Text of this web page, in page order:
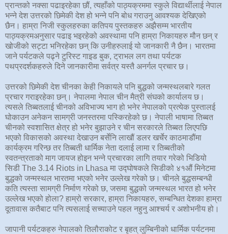
प्रान्तको नक्सा पढाइरहेका छौं, त्यहाँको पाठ्यक्रममा स्कुले विद्यार्थीलाई नेपाल
भन्ने देश उत्तरको छिमेकी देश हो भन्ने पनि बोध गराउनु आवश्यक देखिएको
छैन। हाम्रा निजी स्कुलहरुका कतिपय पुस्तकहरु अझैसम्म भारतीय
पाठ्यक्रमअनुसार पढाइ भइरहेको अवस्थामा पनि हाम्रा निकायहरु मौन छन् र
खोजीको सट्टा भनिरहेका छन् कि उनीहरुलाई यो जानकारी नै छैन। भारतमा
जाने पर्यटकले पढ्ने टुरिस्ट गाइड बुक, ट्राभल लग तथा पर्यटक
पथप्रदर्शकहरुले दिने जानकारीमा सर्वत्र यस्तै अनर्गल प्रचार छ।
उत्तरको छिमेकी देश चीनका केही निकायले पनि बुद्धको जन्मस्थलबारे गलत
प्रचार गराइरहेका छन्। नेपालमा नेपाल चीन मैत्री संघको कार्यालय छ।
त्यसले तिब्बतलाई चीनको अविभाज्य भाग हो भनेर नेपालको प्रत्येक पुस्तालई
घोकाउन अनेकन सामग्री जनस्तरमा पस्किरहेको छ। नेपाली भाषामा तिब्बत
चीनको स्वशासित क्षेत्र हो भनेर बुझाउने र चीन सरकारले तिब्बत लिएपछि
भएको विकासको अवस्था देखाउन बर्सेनि लाखौं डलर खर्चेर काठमाडौंमा
कार्यक्रम गरिन्छ तर तिब्बती धार्मिक नेता दलाई लामा र तिब्बतीको
स्वतन्त्रताको माग जायज होइन भन्ने प्रचारका लागि तयार गरेको भिडियो
सिडी The 3.14 Riots in Lhasa मा उद्घोषकले सिडीको ४१औं मिनेटमा
बुद्धको जन्मस्थल भारतमा भएको भनेर उल्लेख गरेको छ। चीनले बुद्धसम्बन्धी
कति त्यस्ता सामग्री निर्माण गरेको छ, जसमा बुद्धको जन्मस्थल भारत हो भनेर
उल्लेख भएको होला? हाम्रो सरकार, हाम्रा निकायहरु, सम्बन्धित देशका हाम्रा
दूतावास कतैबाट पनि त्यसलाई सच्याउने पहल नहुनु आश्चर्य र अशोभनीय हो।
जापानी पर्यटकहरु नेपालको तिलौराकोट र बृहत् लुम्बिनीको धार्मिक पर्यटनमा